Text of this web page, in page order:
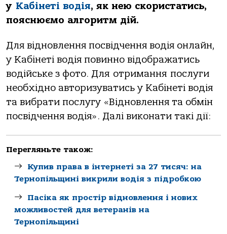
у Кабінеті водія, як нею скористатись,
пояснюємо алгоритм дій.
Для відновлення посвідчення водія онлайн,
у Кабінеті водія повинно відображатись
водійське з фото. Для отримання послуги
необхідно авторизуватись у Кабінеті водія
та вибрати послугу «Відновлення та обмін
посвідчення водія». Далі виконати такі дії:
Перегляньте також:
Купив права в інтернеті за 27 тисяч: на
Тернопільщині викрили водія з підробкою
Пасіка як простір відновлення і нових
можливостей для ветеранів на
Тернопільщині